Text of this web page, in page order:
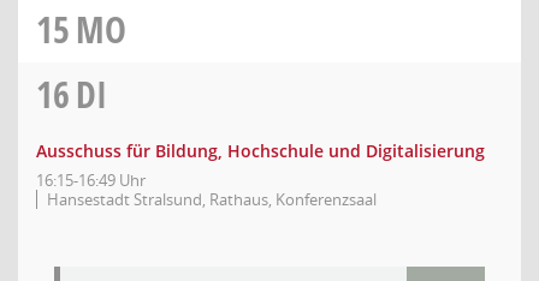
15MO
16DI
Ausschuss für Bildung, Hochschule und Digitalisierung
16:15-16:49 Uhr
Hansestadt Stralsund, Rathaus, Konferenzsaal